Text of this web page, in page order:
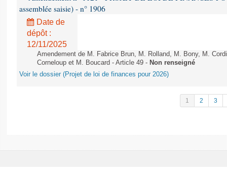
assemblée saisie) - n° 1906
Date de
dépôt :
12/11/2025
Amendement de M. Fabrice Brun, M. Rolland, M. Bony, M.
Corneloup et M. Boucard - Article 49 - Non renseigné
Voir le dossier (Projet de loi de finances pour 2026)
1 2 3